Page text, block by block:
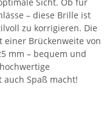
– diese Brille ist
zu korrigieren. Die
einer Brückenweite von
mm – bequem und
Spaß macht!